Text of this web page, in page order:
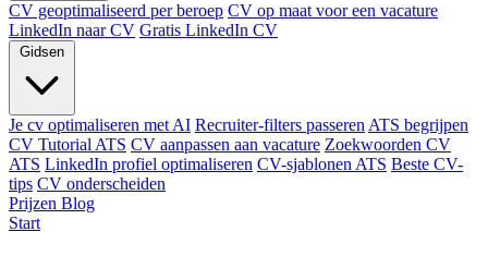
CV geoptimaliseerd per beroep CV op maat voor een vacature
LinkedIn naar CV Gratis LinkedIn CV
Je cv optimaliseren met AI Recruiter-filters passeren ATS begrijpen
CV Tutorial ATS CV aanpassen aan vacature Zoekwoorden CV
ATS LinkedIn profiel optimaliseren CV-sjablonen ATS Beste CV-
tips CV onderscheiden
Prijzen Blog
Start